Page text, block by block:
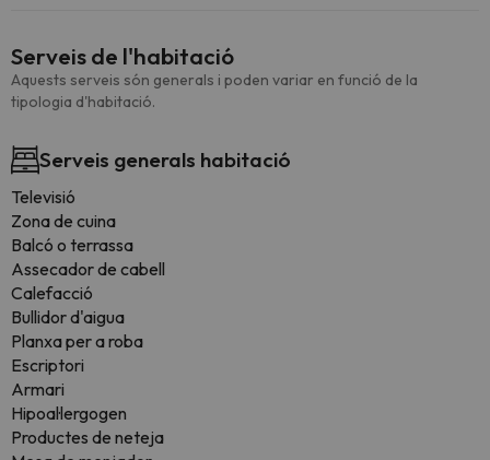
Serveis de l'habitació
Aquests serveis són generals i poden variar en funció de la
tipologia d'habitació.
Serveis generals habitació
Televisió
Zona de cuina
Balcó o terrassa
Assecador de cabell
Calefacció
Bullidor d'aigua
Planxa per a roba
Escriptori
Armari
Hipoal·lergogen
Productes de neteja